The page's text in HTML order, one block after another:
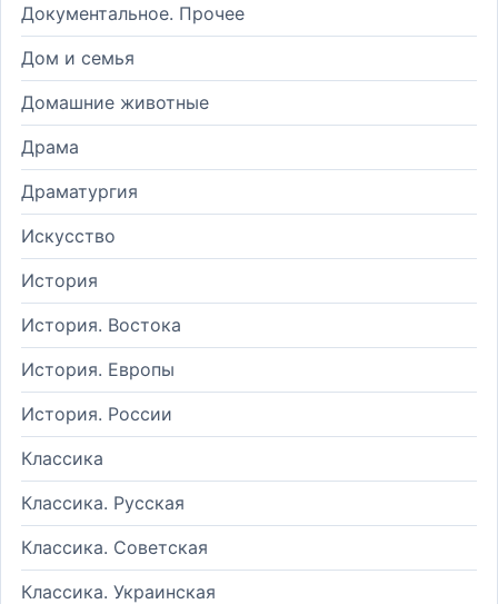
Документальное. Прочее
Дом и семья
Домашние животные
Драма
Драматургия
Искусство
История
История. Востока
История. Европы
История. России
Классика
Классика. Русская
Классика. Советская
Классика. Украинская